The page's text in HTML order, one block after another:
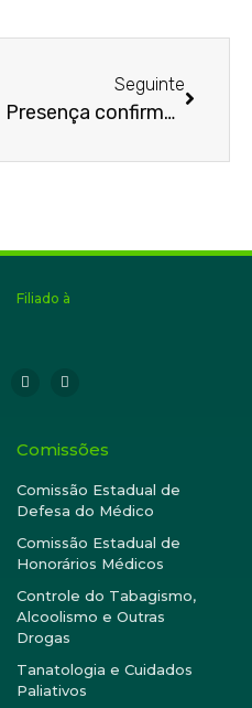
Seguinte
Presença confirmada
Filiado à
Comissões
Comissão Estadual de
Defesa do Médico
Comissão Estadual de
Honorários Médicos
Controle do Tabagismo,
Alcoolismo e Outras
Drogas
Tanatologia e Cuidados
Paliativos